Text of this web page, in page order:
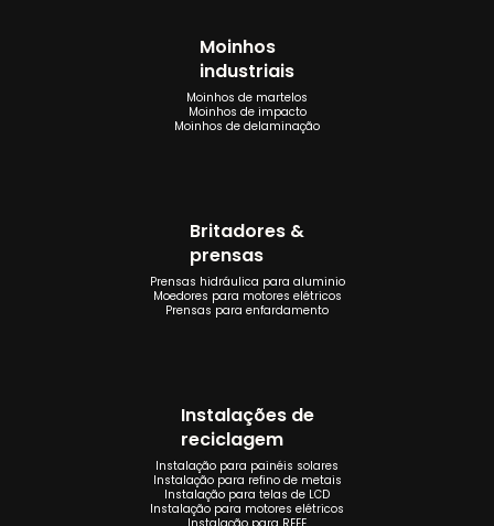
Moinhos
industriais
Moinhos de martelos
Moinhos de impacto
Moinhos de delaminação
Britadores &
prensas
Prensas hidráulica para aluminio
Moedores para motores elétricos
Prensas para enfardamento
Instalações de
reciclagem
Instalação para painéis solares
Instalação para refino de metais
Instalação para telas de LCD
Instalação para motores elétricos